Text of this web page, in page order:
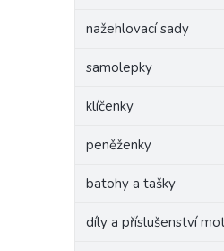
nažehlovací sady
samolepky
klíčenky
peněženky
batohy a tašky
díly a příslušenství